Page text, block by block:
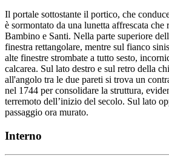
Il portale sottostante il portico, che
è sormontato da una lunetta affrescata
Bambino e Santi. Nella parte superiore
finestra rettangolare, mentre sul fianco
alte finestre strombate a tutto sesto,
calcarea. Sul lato destro e sul retro della
all'angolo tra le due pareti si trova un
nel 1744 per consolidare la struttura,
terremoto dell’inizio del secolo. Sul lato
passaggio ora murato.
Interno